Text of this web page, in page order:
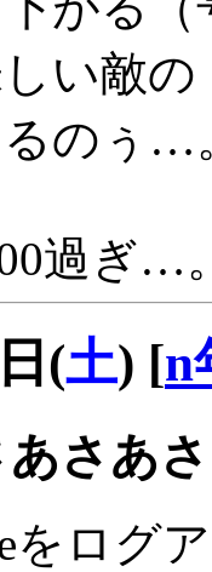
い敵
るのぅ…
過ぎ…
(土) [n
さあ
をログ